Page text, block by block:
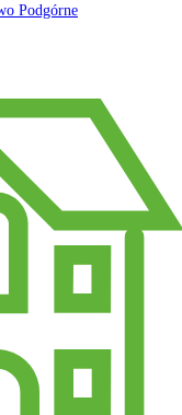
Podgórne